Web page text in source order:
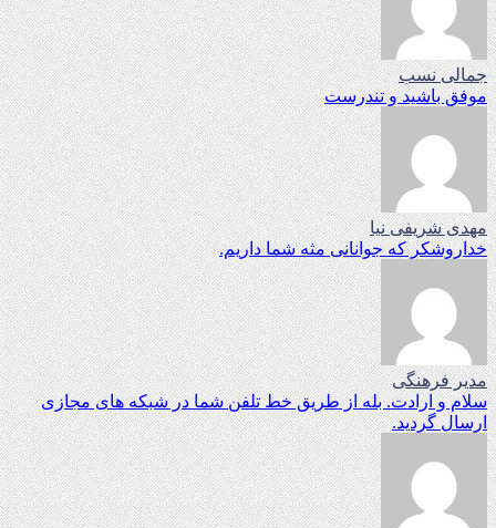
جمالی نسب
موفق باشید و تندرست
مهدی شریفی نیا
خداروشکر که جوانانی مثه شما داریم.
مدیر فرهنگی
سلام و ارادت. بله از طریق خط تلفن شما در شبکه های مجازی
ارسال گردید.